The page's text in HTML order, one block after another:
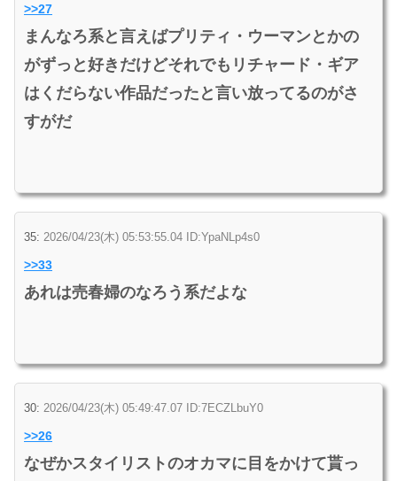
>>27
まんなろ系と言えばプリティ・ウーマンとかの
がずっと好きだけどそれでもリチャード・ギア
はくだらない作品だったと言い放ってるのがさ
すがだ
35: 2026/04/23(木) 05:53:55.04 ID:YpaNLp4s0
>>33
あれは売春婦のなろう系だよな
30: 2026/04/23(木) 05:49:47.07 ID:7ECZLbuY0
>>26
なぜかスタイリストのオカマに目をかけて貰っ